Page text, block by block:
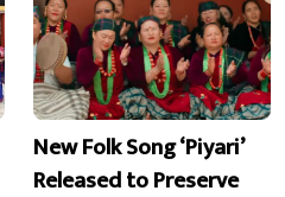
New Folk Song ‘Piyari’
Released to Preserve